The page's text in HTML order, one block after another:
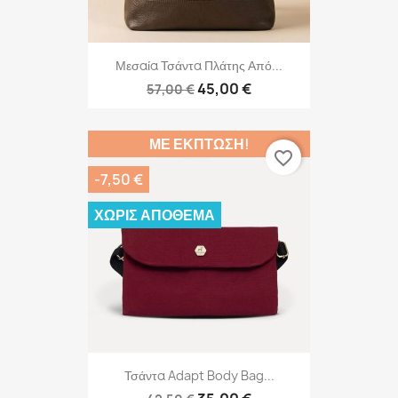
Μεσαία Τσάντα Πλάτης Από...
57,00 €45,00 €
Τσάντα Adapt Body Bag...
ΜΕ ΈΚΠΤΩΣΗ!
-7,50 €
ΧΩΡΊΣ ΑΠΌΘΕΜΑ
favorite_border